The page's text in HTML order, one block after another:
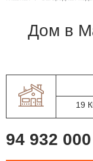
дом в Маслово Forest Club
19
94 932